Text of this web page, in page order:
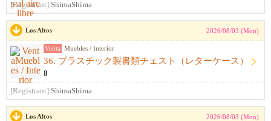
[Registrant] ShimaShima
Los Altos 2026/08/03 (Mon)
Venta Muebles / Interior
36. プラスチック製書類チェスト（レターケース）
8
[Registrant] ShimaShima
Los Altos 2026/08/03 (Mon)